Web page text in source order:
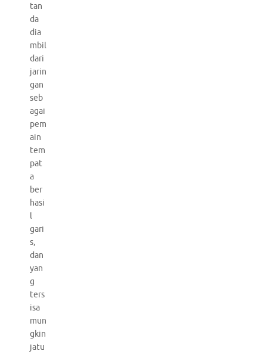
tan
da
dia
mbil
dari
jarin
gan
seb
agai
pem
ain
tem
pat
a
ber
hasi
l
gari
s,
dan
yan
g
ters
isa
mun
gkin
jatu